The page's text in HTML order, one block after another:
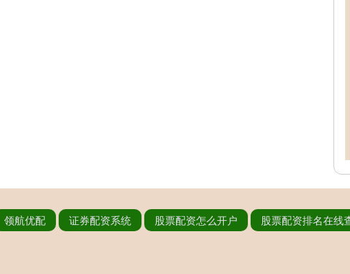
领航优配 证券配资系统 股票配资怎么开户 股票配资排名在线